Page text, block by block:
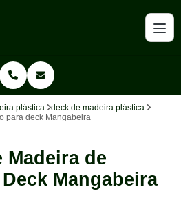
plástica
deck de madeira plástica
para deck Mangabeira
Madeira de
Mangabeira